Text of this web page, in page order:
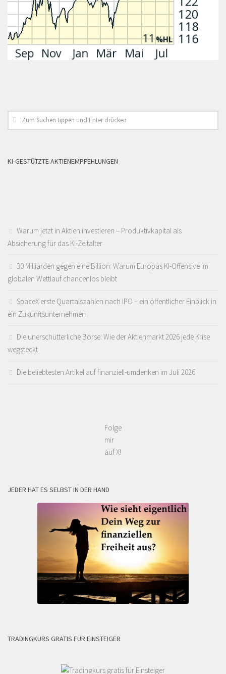
KI-GESTÜTZTE AKTIENEMPFEHLUNGEN
Warum jetzt in Aktien investieren – Produktivkapital als
Absicherung für das KI-Zeitalter
30 Milliarden gegen eine Billion: Warum Europas KI-Offensive im
globalen Wettlauf chancenlos bleibt
SpaceX erste Quartalszahlen nach IPO – ein öffentlicher Einblick in
ein Zukunftsunternehmen
Die unerschütterliche Börse: Wie der Aktienmarkt 2026 jede Krise
wegsteckt
Die beliebtesten Artikel auf finanziell-umdenken im Juli 2026
Folge
mir
auf X!
JEDER HAT ES SELBST IN DER HAND
TRADINGKURS GRATIS FÜR EINSTEIGER